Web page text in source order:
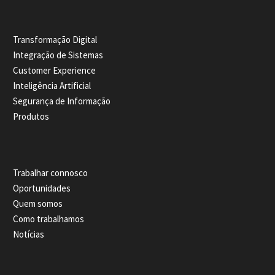
Transformação Digital
Integração de Sistemas
Customer Experience
Inteligência Artificial
Segurança de Informação
Produtos
Trabalhar connosco
Oportunidades
Quem somos
Como trabalhamos
Notícias